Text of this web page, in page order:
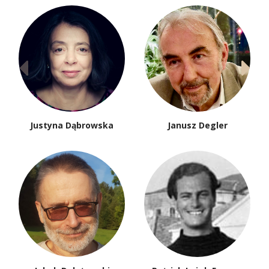
Justyna Dąbrowska Janusz Degler